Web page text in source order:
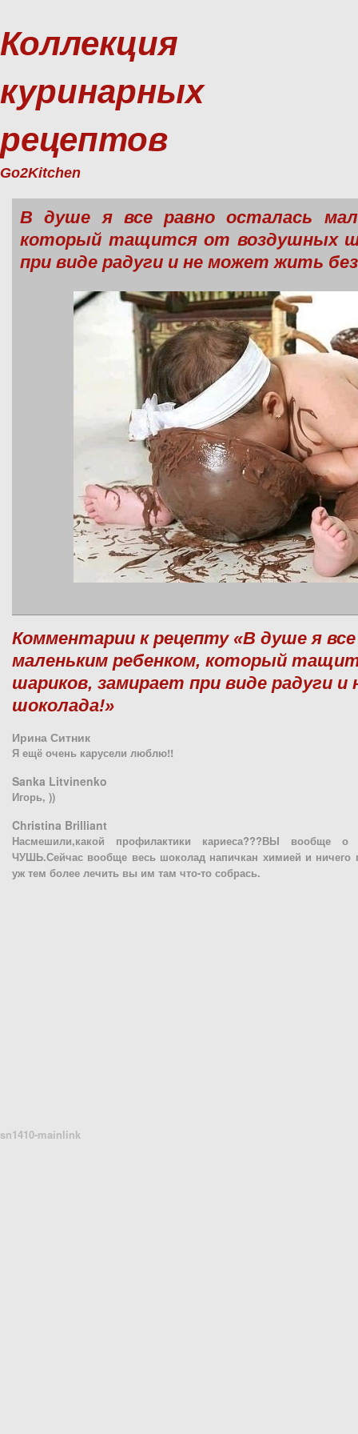
Коллекция
куринарных
рецептов
Go2Kitchen
В душе я все равно осталась
который тащится от воздушных
при виде радуги и не может жить
Комментарии к рецепту «В душе я
маленьким ребенком, который
шариков, замирает при виде радуги
шоколада!»
Ирина Ситник
Я ещё очень карусели люблю!!
Sanka Litvinenko
Игорь, ))
Christina Brilliant
Насмешили,какой профилактики кариеса???ВЫ
ЧУШЬ.Сейчас вообще весь шоколад напичкан химией и ничего
уж тем более лечить вы им там что-то собрась.
sn1410-mainlink